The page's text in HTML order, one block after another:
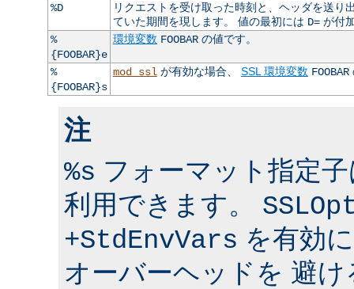
%D
リクエストを受け取った時刻と、ヘッダを送
ていた期間を現します。 値の最初には D=が付
%
{FOOBAR}e
環境変数 FOOBARの値です。
%
{FOOBAR}s
mod_ssl が有効な場合、 SSL 環境変数 FOOBAR
注
%s フォーマット指定
利用できます。
+StdEnvVars を有効
オーバーヘッドを 避け